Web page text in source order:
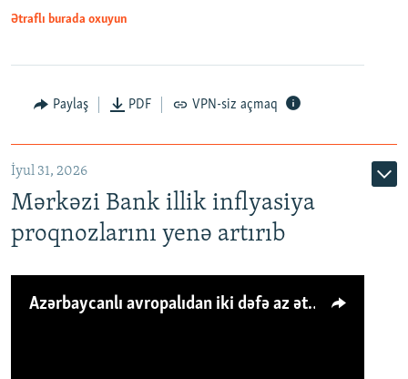
Ətraflı burada oxuyun
Paylaş PDF VPN-siz açmaq
İyul 31, 2026
Mərkəzi Bank illik inflyasiya
proqnozlarını yenə artırıb
Azərbaycanlı avropalıdan iki dəfə az ət yeyir, amma... 'Qiymət artımı qaçılmazdır'